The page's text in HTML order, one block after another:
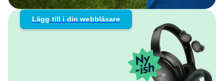
Lägg till i din webbläsare